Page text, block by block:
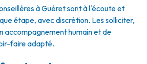
à Guéret sont à l'écoute et
étape, avec discrétion. Les solliciter,
accompagnement humain et de
faire adapté.